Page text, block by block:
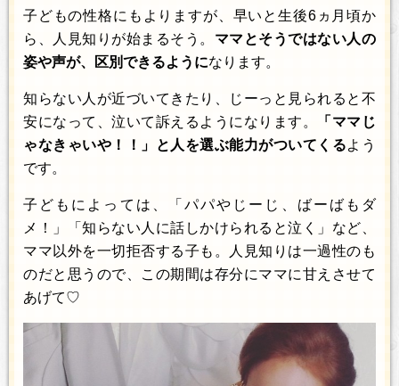
子どもの性格にもよりますが、早いと生後6ヵ月頃か
ら、人見知りが始まるそう。 ママとそうではない人の
姿や声が、区別できるようになります。
知らない人が近づいてきたり、じーっと見られると不
安になって、泣いて訴えるようになります。
「ママじ
ゃなきゃいや！！」と人を選ぶ能力がついてくるよう
です。
子どもによっては、「パパやじーじ、ばーばもダ
メ！」「知らない人に話しかけられると泣く」など、
ママ以外を一切拒否する子も。人見知りは一過性のも
のだと思うので、この期間は存分にママに甘えさせて
あげて♡